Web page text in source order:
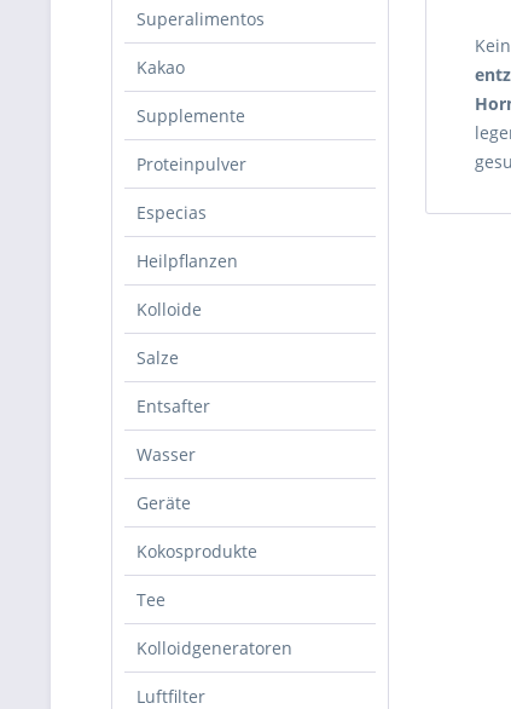
Superalimentos
Kakao
Supplemente
Proteinpulver
Especias
Heilpflanzen
Kolloide
Salze
Entsafter
Wasser
Geräte
Kokosprodukte
Tee
Kolloidgeneratoren
Luftfilter